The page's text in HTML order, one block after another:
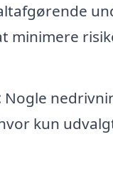
minimere
Nogle
kun